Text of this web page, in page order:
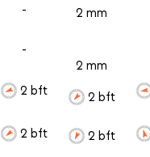
-
-
2 bft
2 bft
2 mm
2 mm
2 bft
2 bft